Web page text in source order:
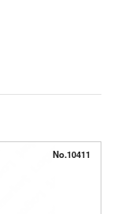
No.10411